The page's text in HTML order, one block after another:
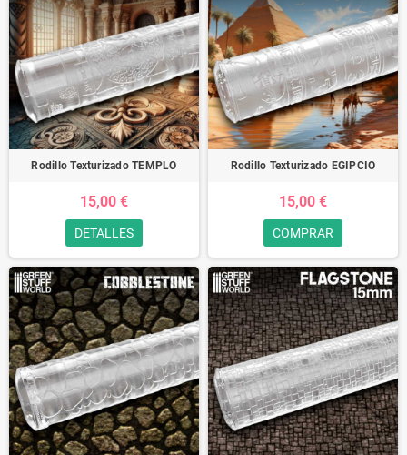
Rodillo Texturizado TEMPLO
15,00 €
DETALLES
Rodillo Texturizado EGIPCIO
15,00 €
COMPRAR